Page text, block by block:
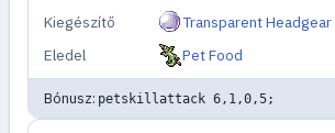
Kiegészítő
Transparent Headgear
Eledel
Pet Food
Bónusz: petskillattack 6,1,0,5;